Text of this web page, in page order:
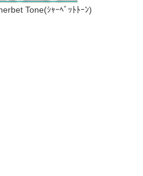
Tone(ｼｬｰﾍﾞｯﾄﾄｰﾝ)